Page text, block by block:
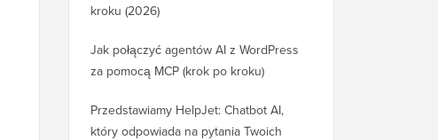
kroku (2026)
Jak połączyć agentów AI z WordPress
za pomocą MCP (krok po kroku)
Przedstawiamy HelpJet: Chatbot AI,
który odpowiada na pytania Twoich